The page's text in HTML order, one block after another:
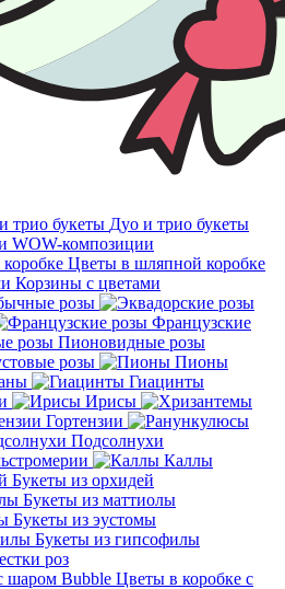
Дуо и трио букеты
WOW-композиции
Цветы в шляпной коробке
Корзины с цветами
розы
Французские
Пионовидные розы
розы
Пионы
Гиацинты
Ирисы
Гортензии
Подсолнухи
Каллы
Букеты из орхидей
Букеты из маттиолы
Букеты из эустомы
Букеты из гипсофилы
роз
Цветы в коробке с